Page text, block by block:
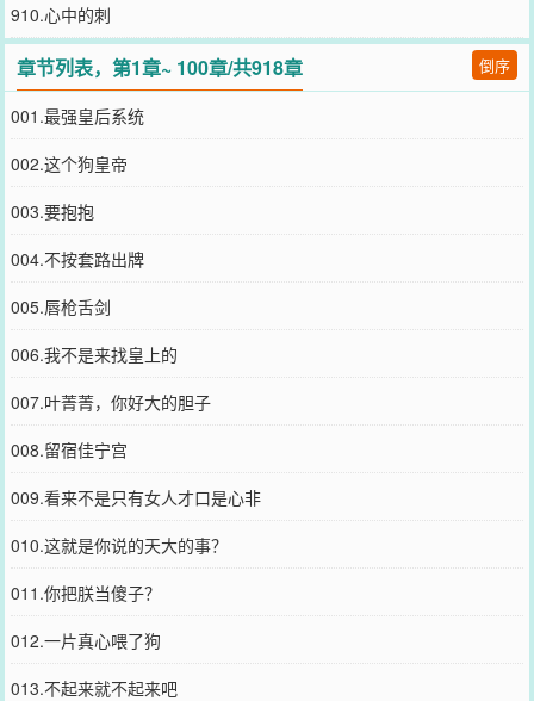
910.心中的刺
章节列表，第1章~ 100章/共918章 倒序
001.最强皇后系统
002.这个狗皇帝
003.要抱抱
004.不按套路出牌
005.唇枪舌剑
006.我不是来找皇上的
007.叶菁菁，你好大的胆子
008.留宿佳宁宫
009.看来不是只有女人才口是心非
010.这就是你说的天大的事？
011.你把朕当傻子？
012.一片真心喂了狗
013.不起来就不起来吧